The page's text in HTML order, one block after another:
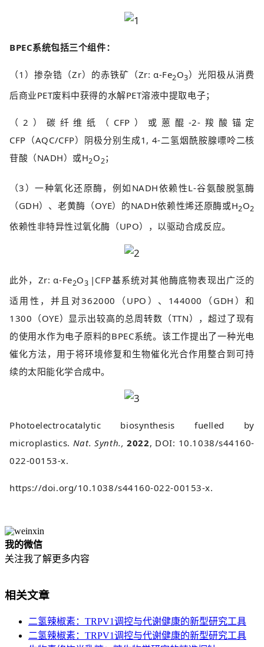
BPEC系统包括三个组件：
（1）掺杂锆（Zr）的赤铁矿（Zr: α-Fe2O3）光阳极从消费
后商业PET废料中获得的水解PET溶液中提取电子；
（2）碳纤维纸（CFP）或蒽醌-2-羧酸锚定
CFP（AQC/CFP）阴极分别生成1, 4-二氢烟酰胺腺嘌呤二核
苷酸（NADH）或H2O2；
（3）一种氧化还原酶，例如NADH依赖性L-谷氨酸脱氢酶
（GDH）、老黄酶（OYE）的NADH依赖性烯还原酶或H2O2
依赖性非特异性过氧化酶（UPO），以驱动合成反应。
此外，Zr: α-Fe2O3 |CFP基系统对其他酶底物表现出广泛的
适用性，并且对362000（UPO）、144000（GDH）和
1300（OYE）显示出较高的总周转数（TTN），超过了现有
的使用水作为电子原料的BPEC系统。该工作提出了一种光电
催化方法，用于将环境修复和生物催化光合作用整合到可持
续的太阳能化学合成中。
Photoelectrocatalytic biosynthesis fuelled by
microplastics. Nat. Synth.,2022, DOI: 10.1038/s44160-
022-00153-x.
https://doi.org/10.1038/s44160-022-00153-x.
我的微信
关注我了解更多内容
相关文章
二氢辣椒素：TRPV1调控与代谢健康的新型研究工具
二氢辣椒素：TRPV1调控与代谢健康的新型研究工具